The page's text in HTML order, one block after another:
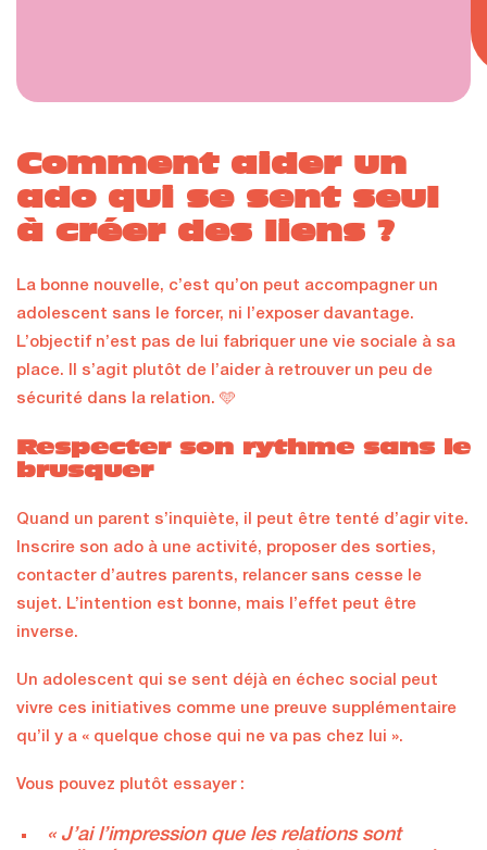
Comment aider un
ado qui se sent seul
à créer des liens ?
La bonne nouvelle, c’est qu’on peut accompagner un
adolescent sans le forcer, ni l’exposer davantage.
L’objectif n’est pas de lui fabriquer une vie sociale à sa
place. Il s’agit plutôt de l’aider à retrouver un peu de
sécurité dans la relation. 🩵
Respecter son rythme sans le
brusquer
Quand un parent s’inquiète, il peut être tenté d’agir vite.
Inscrire son ado à une activité, proposer des sorties,
contacter d’autres parents, relancer sans cesse le
sujet. L’intention est bonne, mais l’effet peut être
inverse.
Un adolescent qui se sent déjà en échec social peut
vivre ces initiatives comme une preuve supplémentaire
qu’il y a « quelque chose qui ne va pas chez lui ».
Vous pouvez plutôt essayer :
« J’ai l’impression que les relations sont